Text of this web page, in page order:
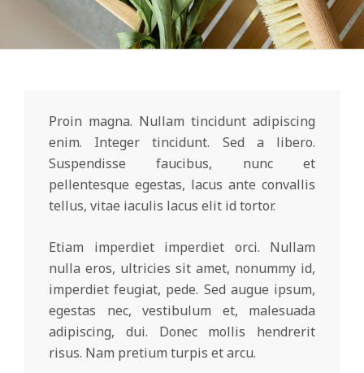
Proin magna. Nullam tincidunt adipiscing
enim. Integer tincidunt. Sed a libero.
Suspendisse faucibus, nunc et
pellentesque egestas, lacus ante convallis
tellus, vitae iaculis lacus elit id tortor.
Etiam imperdiet imperdiet orci. Nullam
nulla eros, ultricies sit amet, nonummy id,
imperdiet feugiat, pede. Sed augue ipsum,
egestas nec, vestibulum et, malesuada
adipiscing, dui. Donec mollis hendrerit
risus. Nam pretium turpis et arcu.